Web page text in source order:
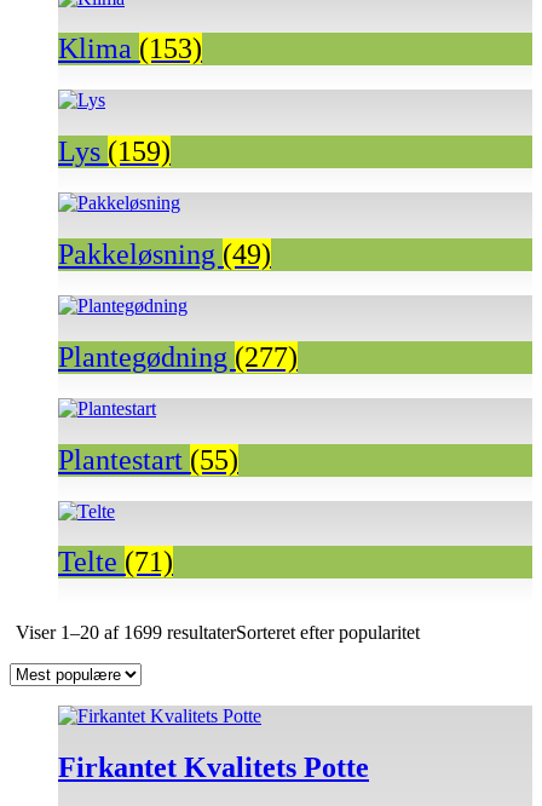
Klima (153)
Lys (159)
Pakkeløsning (49)
Plantegødning (277)
Plantestart (55)
Telte (71)
Viser 1–20 af 1699 resultaterSorteret efter popularitet
Firkantet Kvalitets Potte